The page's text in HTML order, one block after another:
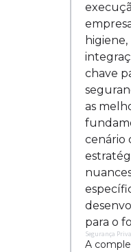
chave
as
cenário
para o
Segurança
A